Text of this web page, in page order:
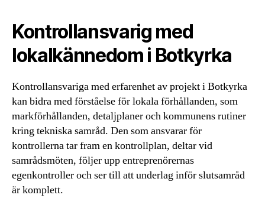
Kontrollansvarig med
lokalkännedom i Botkyrka
Kontrollansvariga med erfarenhet av projekt i Botkyrka
kan bidra med förståelse för lokala förhållanden, som
markförhållanden, detaljplaner och kommunens rutiner
kring tekniska samråd. Den som ansvarar för
kontrollerna tar fram en kontrollplan, deltar vid
samrådsmöten, följer upp entreprenörernas
egenkontroller och ser till att underlag inför slutsamråd
är komplett.